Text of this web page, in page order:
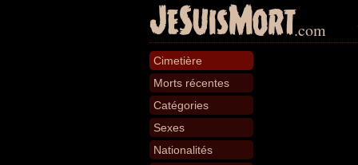
JeSuisMort.com
Cimetière
Morts récentes
Catégories
Sexes
Nationalités